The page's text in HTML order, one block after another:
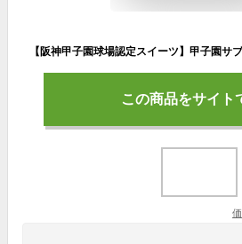
この商品をサイト